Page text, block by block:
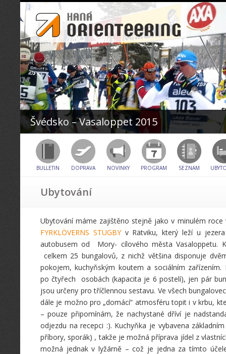
Švédsko – Vasaloppet 2015
BULLETIN DOPRAVA NOVINKY PROGRAM SEZNAM
Ubytování
Ubytování máme zajištěno stejně jako v minulém roce
FYRKLÖVERNS STUGBYv Rätviku, který leží u jezera
autobusem od Mory- cílového města Vasaloppetu.
celkem 25 bungalovů, z nichž většina disponuje
pokojem, kuchyňským koutem a sociálním zařízením.
po čtyřech osobách (kapacita je 6 postelí), jen pár
jsou určeny pro tříčlennou sestavu. Ve všech
dále je možno pro „domácí“ atmosféru topit i v krbu,
– pouze připomínám, že nachystané dříví je
odjezdu na recepci :). Kuchyňka je vybavena
příbory, sporák) , takže je možná příprava jídel z
možná jednak v lyžárně – což je jedna za tímto